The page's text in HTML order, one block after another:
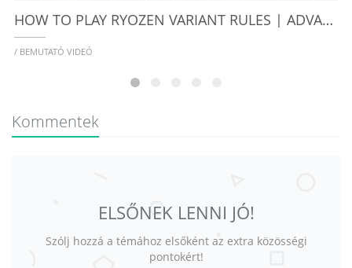
HOW TO PLAY RYOZEN VARIANT RULES | ADVANCED GAMEPLAY & OPTIONAL MODES EXPLAINED
/ BEMUTATÓ VIDEÓ
Kommentek
ELSŐNEK LENNI JÓ!
Szólj hozzá a témához elsőként az extra közösségi
pontokért!